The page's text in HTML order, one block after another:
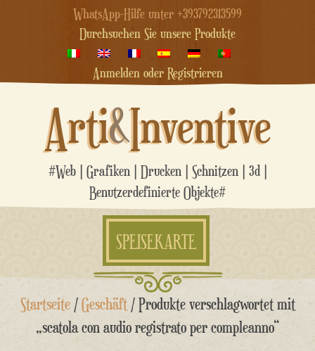
WhatsApp-Hilfe unter +393792313599
Durchsuchen Sie unsere Produkte
Anmelden oder Registrieren
Arti&Inventive
#Web | Grafiken | Drucken | Schnitzen | 3d |
Benutzerdefinierte Objekte#
SPEISEKARTE
Zum
InhaltStartseite/Geschäft/ Produkte verschlagwortet mit
„scatola con audio registrato per compleanno“